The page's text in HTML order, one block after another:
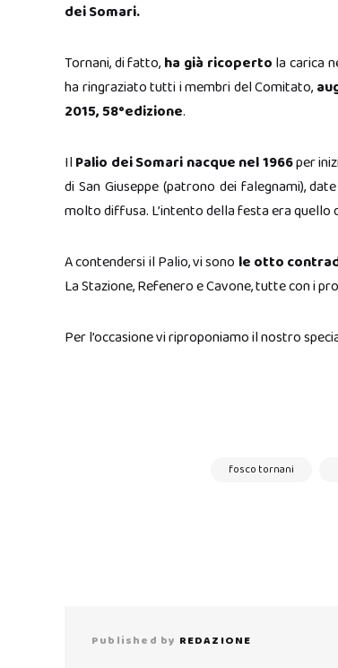
dei Somari.
Tornani, di fatto, ha già ricoperto la carica
ha ringraziato tutti i membri del Comitato,
2015, 58°edizione.
Il Palio dei Somari nacque nel 1966per
di San Giuseppe (patrono dei falegnami),
molto diffusa. L’intento della festa era quello
A contendersi il Palio, vi sono le otto
La Stazione, Refenero e Cavone, tutte con i
Per l’occasione vi riproponiamo il nostro
fosco tornani
Published by REDAZIONE